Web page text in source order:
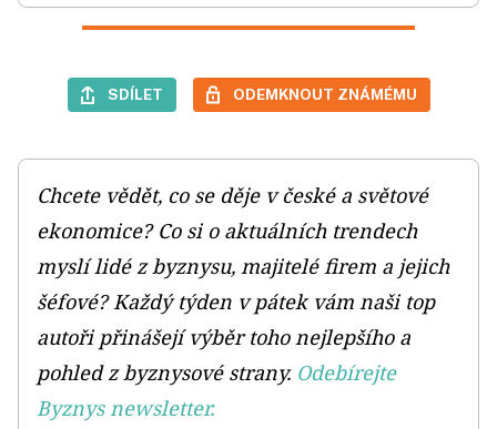
SDÍLET ODEMKNOUT ZNÁMÉMU
Chcete vědět, co se děje v české a světové
ekonomice? Co si o aktuálních trendech
myslí lidé z byznysu, majitelé firem a jejich
šéfové? Každý týden v pátek vám naši top
autoři přinášejí výběr toho nejlepšího a
pohled z byznysové strany. Odebírejte
Byznys newsletter.